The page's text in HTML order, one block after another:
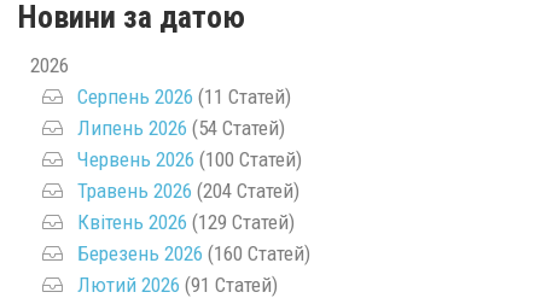
Новини за датою
2026
Серпень 2026 (11 Статей)
Липень 2026 (54 Статей)
Червень 2026 (100 Статей)
Травень 2026 (204 Статей)
Квітень 2026 (129 Статей)
Березень 2026 (160 Статей)
Лютий 2026 (91 Статей)